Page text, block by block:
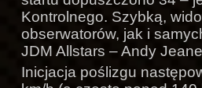
Kontrolnego. Szybką,
obserwatorów, jak i
JDM Allstars – Andy
Inicjacja poślizgu